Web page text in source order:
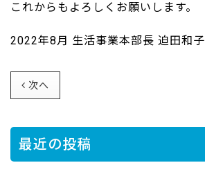
これからもよろしくお願いします。
2022年8月 生活事業本部長 迫田和子
次へ
最近の投稿